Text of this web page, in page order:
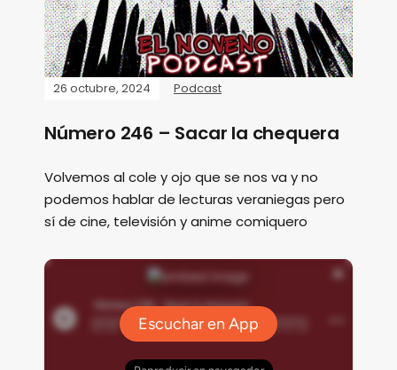
26 octubre, 2024 Podcast
Número 246 – Sacar la chequera
Volvemos al cole y ojo que se nos va y no
podemos hablar de lecturas veraniegas pero
sí de cine, televisión y anime comiquero